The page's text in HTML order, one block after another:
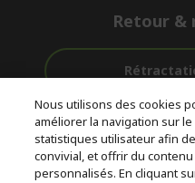
Retour
Livraison
Gratuite
Nous utilisons des cookies
améliorer la navigation sur
statistiques utilisateur afin
convivial, et offrir du
personnalisés. En cliquant